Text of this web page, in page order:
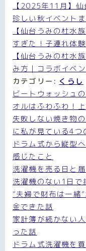
【2025年11月】
珍しい秋イベント
【仙台うみの杜水
すぎた！子連れ体
【仙台うみの杜水
み方｜コラボイベ
カテゴリー: くらし
ビートウォッシュ
オルはふわふわ！
失敗しない焼き物
に私が見ている4つ
ドラム式から縦型
感じたこと
洗濯機を売る日と
洗濯機のない1日で
“夫婦で財布は一緒
金できた話
家計簿が続かない
った話
ドラム式洗濯機を